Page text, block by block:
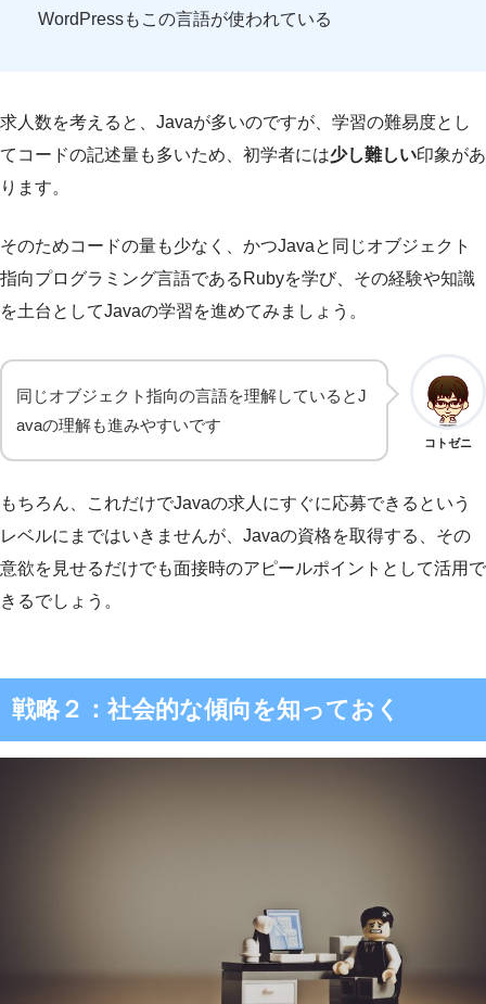
WordPressもこの言語が使われている
求人数を考えると、Javaが多いのですが、学習の難易度とし
てコードの記述量も多いため、初学者には少し難しい印象があ
ります。
そのためコードの量も少なく、かつJavaと同じオブジェクト
指向プログラミング言語であるRubyを学び、その経験や知識
を土台としてJavaの学習を進めてみましょう。
コトゼニ
同じオブジェクト指向の言語を理解しているとJ
avaの理解も進みやすいです
もちろん、これだけでJavaの求人にすぐに応募できるという
レベルにまではいきませんが、Javaの資格を取得する、その
意欲を見せるだけでも面接時のアピールポイントとして活用で
きるでしょう。
戦略２：社会的な傾向を知っておく